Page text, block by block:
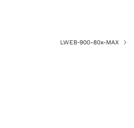
LWEB‑900-80x-MAX